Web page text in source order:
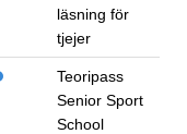
läsning för
tjejer
Teoripass
Senior Sport
School